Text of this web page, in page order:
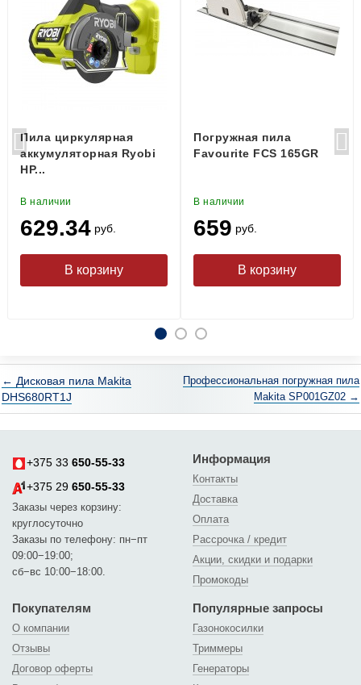
Пила циркулярная
аккумуляторная Ryobi
HP...
В наличии
629.34 руб.
Погружная пила
Favourite FCS 165GR
В наличии
659 руб.
← Дисковая пила Makita
DHS680RT1J
Профессиональная погружная пила
Makita SP001GZ02 →
+375 33 650-55-33
+375 29 650-55-33
Заказы через корзину:
круглосуточно
Заказы по телефону: пн−пт
09:00−19:00;
сб−вс 10:00−18:00.
Информация
Контакты
Доставка
Оплата
Рассрочка / кредит
Акции, скидки и подарки
Промокоды
Покупателям
О компании
Отзывы
Договор оферты
Популярные запросы
Газонокосилки
Триммеры
Генераторы